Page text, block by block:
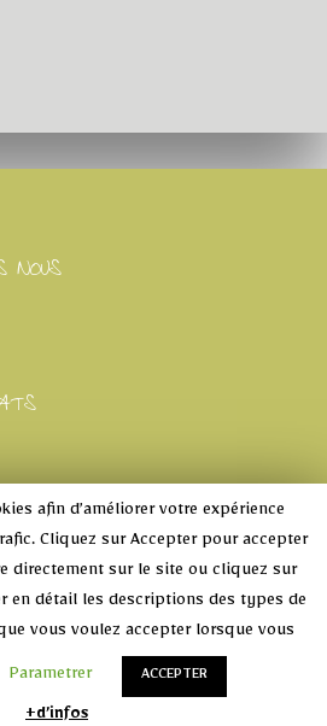
NOUS
CAP VERS L'ECOLE
youtubelinkedin
IvEjDaS
afin d’améliorer votre expérience
Cliquez sur Accepter pour accepter
directement sur le site ou cliquez sur
en détail les descriptions des types de
vous voulez accepter lorsque vous
Parametrer ACCEPTER
+d’infos